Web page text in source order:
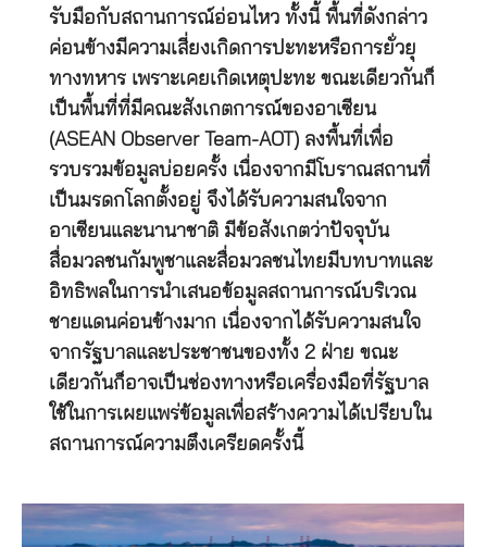
รับมือกับสถานการณ์อ่อนไหว ทั้งนี้ พื้นที่ดังกล่าว
ค่อนข้างมีความเสี่ยงเกิดการปะทะหรือการยั่วยุ
ทางทหาร เพราะเคยเกิดเหตุปะทะ ขณะเดียวกันก็
เป็นพื้นที่ที่มีคณะสังเกตการณ์ของอาเซียน
(ASEAN Observer Team-AOT) ลงพื้นที่เพื่อ
รวบรวมข้อมูลบ่อยครั้ง เนื่องจากมีโบราณสถานที่
เป็นมรดกโลกตั้งอยู่ จึงได้รับความสนใจจาก
อาเซียนและนานาชาติ มีข้อสังเกตว่าปัจจุบัน
สื่อมวลชนกัมพูชาและสื่อมวลชนไทยมีบทบาทและ
อิทธิพลในการนำเสนอข้อมูลสถานการณ์บริเวณ
ชายแดนค่อนข้างมาก เนื่องจากได้รับความสนใจ
จากรัฐบาลและประชาชนของทั้ง 2 ฝ่าย ขณะ
เดียวกันก็อาจเป็นช่องทางหรือเครื่องมือที่รัฐบาล
ใช้ในการเผยแพร่ข้อมูลเพื่อสร้างความได้เปรียบใน
สถานการณ์ความตึงเครียดครั้งนี้